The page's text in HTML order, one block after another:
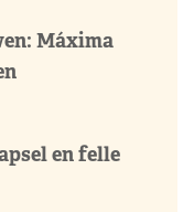
Máxima
en felle